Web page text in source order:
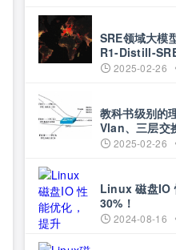
SRE领域大模
R1-Distill-
INT82025-02-26
教科书级别的
Vlan、三层交
DNS？
2025-02-26
Linux 磁盘IO
30%！
2024-08-16